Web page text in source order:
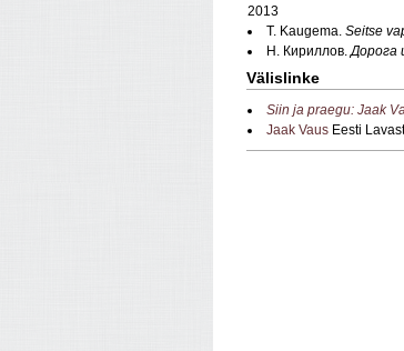
2013
T. Kaugema. Seitse
Н. Кириллов.Дорога
Välislinke
Siin ja praegu: Jaak
Jaak Vaus Eesti